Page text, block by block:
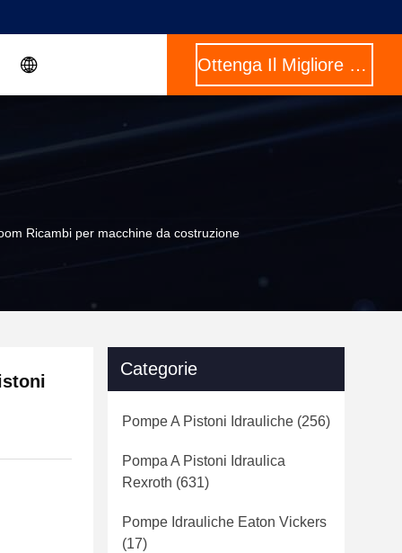
Ottenga Il Migliore Prezzo
Ricambi per macchine da costruzione
Categorie
Pompe A Pistoni Idrauliche (256)
Pompa A Pistoni Idraulica
Rexroth (631)
Pompe Idrauliche Eaton Vickers
(17)